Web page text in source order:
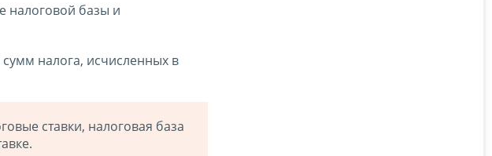
налоговой базы и
налога, исчисленных в
ставки, налоговая база